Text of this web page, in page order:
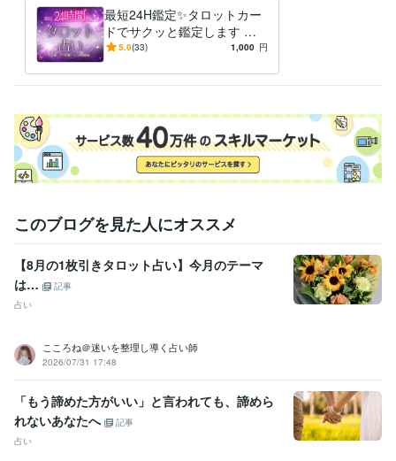
レギュラーランク シルバーランク ゴールドランク
資格・検定
メンタル心理カウンセラー
チャイルドカウンセラー 取得年 : 2022年
行動心理士 取得年 : 2023年
ビジネス・クリエイティブツール
Adobe Illustrator:2年 Adobe Photoshop:2年CapCut:5年 Canva:3年
人を笑顔にする/元気にする/背中を押す:23年
励まし力:16年
占い 恋愛♡片想い、両思い、相手の気持ち、未来
運命の人♡出会い
運鑑定
仕事
両思い 運命の人
占い アチューンメント
学歴
資格講座
最短24H鑑定✨タロットカー
ドでサクッと鑑定します 片
思い、復縁、不倫、結婚、縁
愛、♡
5.0(33) 1,000 円
このブログを見た人にオススメ
【8月の1枚引きタロット占い】今月のテーマ
は…
記事
占い
こころね＠迷いを整理し導く占い師
2026/07/31 17:48
「もう諦めた方がいい」と言われても、諦めら
れないあなたへ
記事
占い